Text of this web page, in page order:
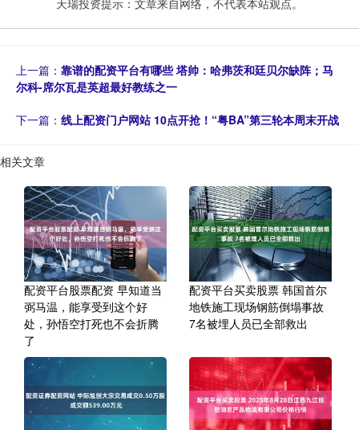
天瑞投资提示：文章来自网络，不代表本站观点。
上一篇： 靠谱的配资平台有哪些 塔帅：哈弗茨和廷贝尔缺阵；马
尔科-席尔瓦是英超最好教练之一
下一篇： 线上配资门户网站 10点开抢！“粤BA”第三轮本周末开战
相关文章
配资平台股票配资 早知道当
弼马温，能享受到这个好
处，孙悟空打死也不会折腾
了
配资平台买卖股票 韩国首尔
地铁施工现场钢筋倒塌事故
7名被埋人员已全部救出